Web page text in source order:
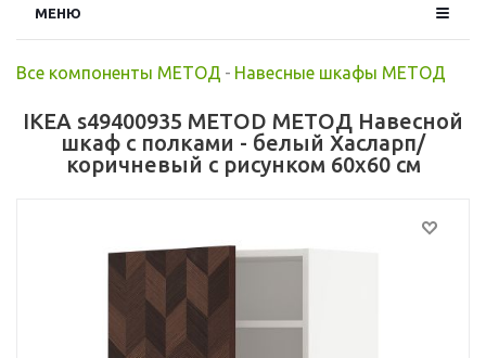
МЕНЮ
Все компоненты МЕТОД - Навесные шкафы МЕТОД
IKEA s49400935 METOD МЕТОД Навесной
шкаф с полками - белый Хасларп/
коричневый с рисунком 60x60 см